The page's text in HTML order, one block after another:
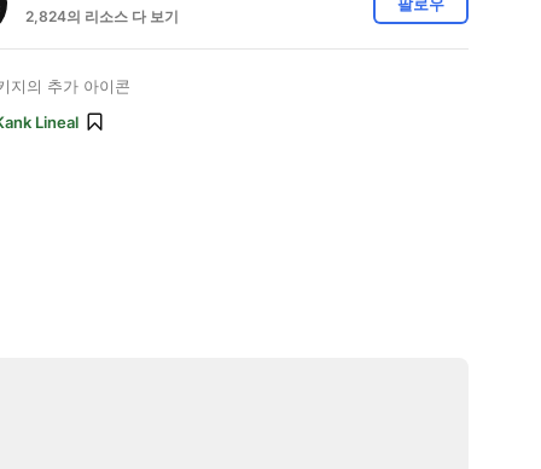
2,824의 리소스 다 보기
지의 추가 아이콘
Lineal